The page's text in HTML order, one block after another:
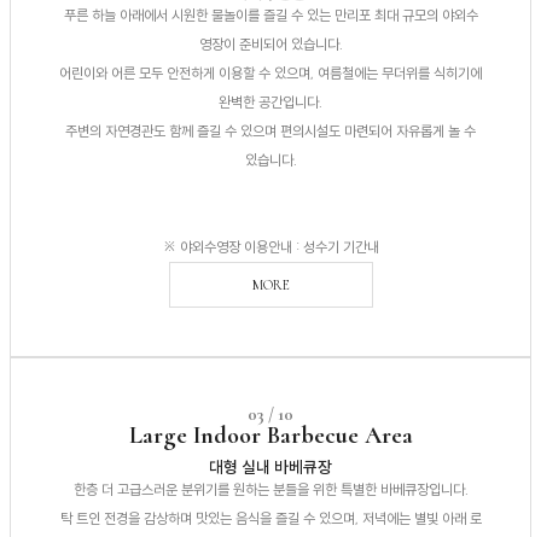
푸른 하늘 아래에서 시원한 물놀이를 즐길 수 있는 만리포 최대 규모의 야외수
영장이 준비되어 있습니다.
어린이와 어른 모두 안전하게 이용할 수 있으며, 여름철에는 무더위를 식히기에
완벽한 공간입니다.
주변의 자연경관도 함께 즐길 수 있으며 편의시설도 마련되어 자유롭게 놀 수
있습니다.
※ 야외수영장 이용안내 : 성수기 기간내
MORE
03 / 10
Large Indoor Barbecue Area
대형 실내 바베큐장
한층 더 고급스러운 분위기를 원하는 분들을 위한 특별한 바베큐장입니다.
탁 트인 전경을 감상하며 맛있는 음식을 즐길 수 있으며, 저녁에는 별빛 아래 로